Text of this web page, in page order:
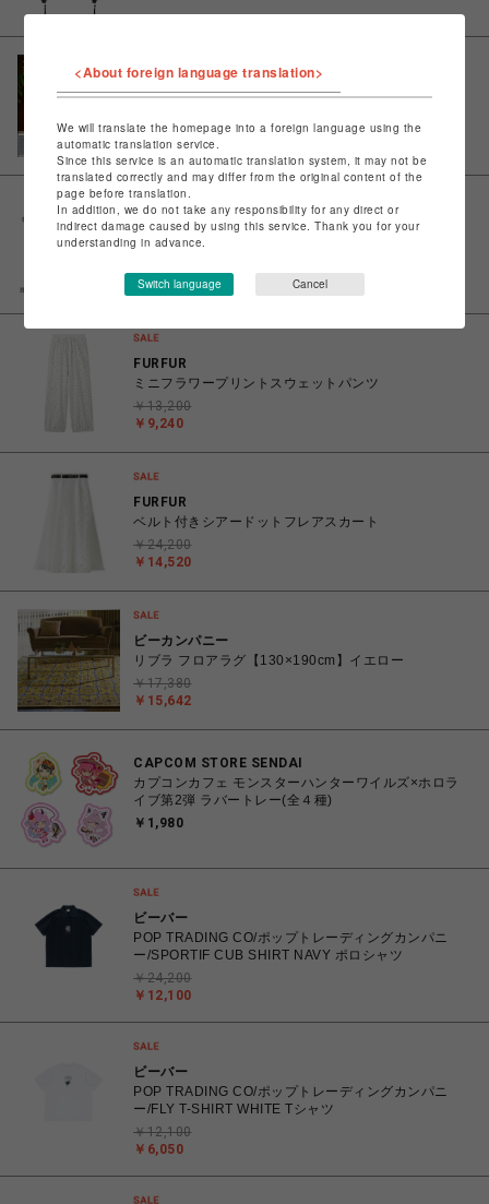
￥15,642
￥17,380
FURFUR
スヌーピーコラボ総柄Tシャツ
￥3,960
FURFUR
ミニフラワープリントスウェットパンツ
￥9,240
￥13,200
FURFUR
ベルト付きシアードットフレアスカート
￥14,520
￥24,200
ビーカンパニー
リブラ フロアラグ【130×190cm】イエロー
￥15,642
￥17,380
CAPCOM STORE SENDAI
カプコンカフェ モンスターハンターワイルズ×ホロラ
イブ第2弾 ラバートレー(全４種)
￥1,980
ビーバー
POP TRADING CO/ポップトレーディングカンパニ
ー/SPORTIF CUB SHIRT NAVY ポロシャツ
￥12,100
￥24,200
ビーバー
POP TRADING CO/ポップトレーディングカンパニ
ー/FLY T-SHIRT WHITE Tシャツ
￥6,050
￥12,100
<About foreign language translation>
We will translate the homepage into a foreign language using the
automatic translation service.
Since this service is an automatic translation system, it may not be
translated correctly and may differ from the original content of the
page before translation.
In addition, we do not take any responsibility for any direct or
indirect damage caused by using this service. Thank you for your
understanding in advance.
Switch language Cancel